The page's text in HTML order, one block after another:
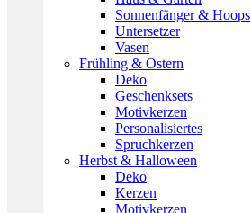
Sonnenfänger & Hoops
Untersetzer
Vasen
Frühling & Ostern
Deko
Geschenksets
Motivkerzen
Personalisiertes
Spruchkerzen
Herbst & Halloween
Deko
Kerzen
Motivkerzen